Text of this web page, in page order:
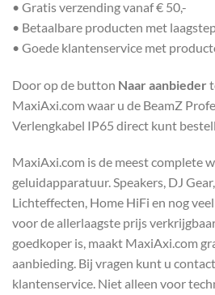
• Gratis verzending vanaf € 50,-
• Betaalbare producten met
• Goede klantenservice met
Door op de button Naar aanbieder
MaxiAxi.com waar u de BeamZ
Verlengkabel IP65 direct kunt
MaxiAxi.com is de meest complete
geluidapparatuur. Speakers, DJ
Lichteffecten, Home HiFi en nog
voor de allerlaagste prijs
goedkoper is, maakt MaxiAxi.com
aanbieding. Bij vragen kunt u
klantenservice. Niet alleen voor